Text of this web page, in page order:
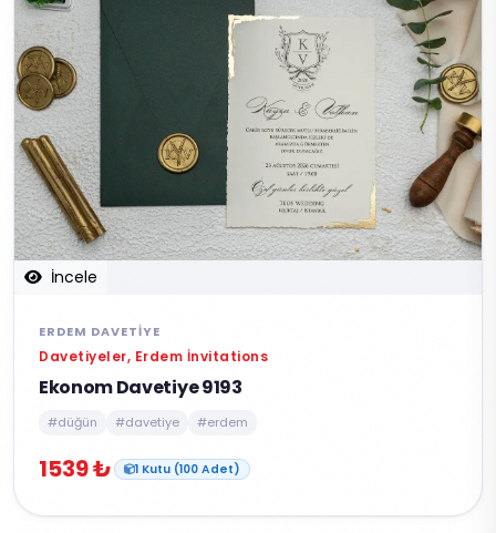
İncele
ERDEM DAVETIYE
Davetiyeler, Erdem İnvitations
Ekonom Davetiye 9193
#düğün #davetiye #erdem
1539 ₺ 1 Kutu (100 Adet)